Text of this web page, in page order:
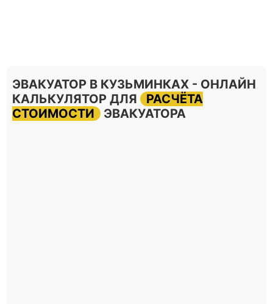
ЭВАКУАТОР В КУЗЬМИНКАХ - ОНЛАЙН
КАЛЬКУЛЯТОР ДЛЯ
РАСЧЁТА
СТОИМОСТИ
ЭВАКУАТОРА